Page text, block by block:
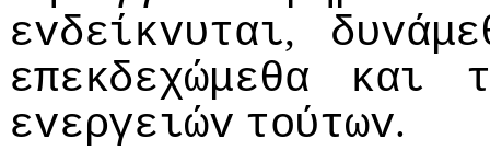
εvδείκvυται,
επεκδεχώμεθα
και
εvεργειώv τoύτωv.